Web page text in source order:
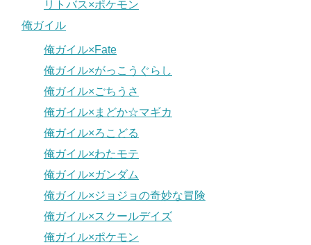
リトバス×ポケモン
俺ガイル
俺ガイル×Fate
俺ガイル×がっこうぐらし
俺ガイル×ごちうさ
俺ガイル×まどか☆マギカ
俺ガイル×ろこどる
俺ガイル×わたモテ
俺ガイル×ガンダム
俺ガイル×ジョジョの奇妙な冒険
俺ガイル×スクールデイズ
俺ガイル×ポケモン